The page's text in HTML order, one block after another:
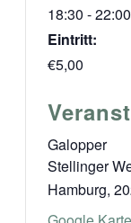
18:30 - 22:00
Eintritt:
€5,00
Galopper
Stellinger
Hamburg,